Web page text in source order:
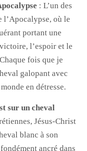
: L’un des
l’Apocalypse, où le
portant une
l’espoir et le
fois que je
galopant avec
en détresse.
sur un cheval
Jésus-Christ
blanc à son
ancré dans